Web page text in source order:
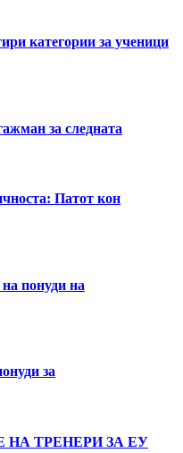
категории за ученици
за следната
Патот кон
понуди на
за
НА ТРЕНЕРИ ЗА ЕУ